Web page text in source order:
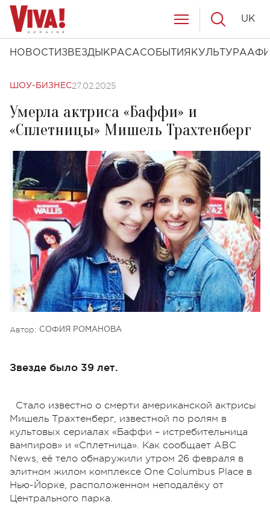
НОВОСТИ ЗВЕЗДЫ КРАСАСОБЫТИЯ КУЛЬТУРА
UK
ШОУ-БИЗНЕС27.02.2025
Умерла актриса «Баффи» и
«Сплетницы» Мишель Трахтенберг
Автор: СОФИЯ РОМАНОВА
Звезде было 39 лет.
Стало известно о смерти американской актрисы
Мишель Трахтенберг, известной по ролям в
культовых сериалах «Баффи – истребительница
вампиров» и «Сплетница». Как сообщает ABC
News, её тело обнаружили утром 26 февраля в
элитном жилом комплексе One Columbus Place в
Нью-Йорке, расположенном неподалёку от
Центрального парка.